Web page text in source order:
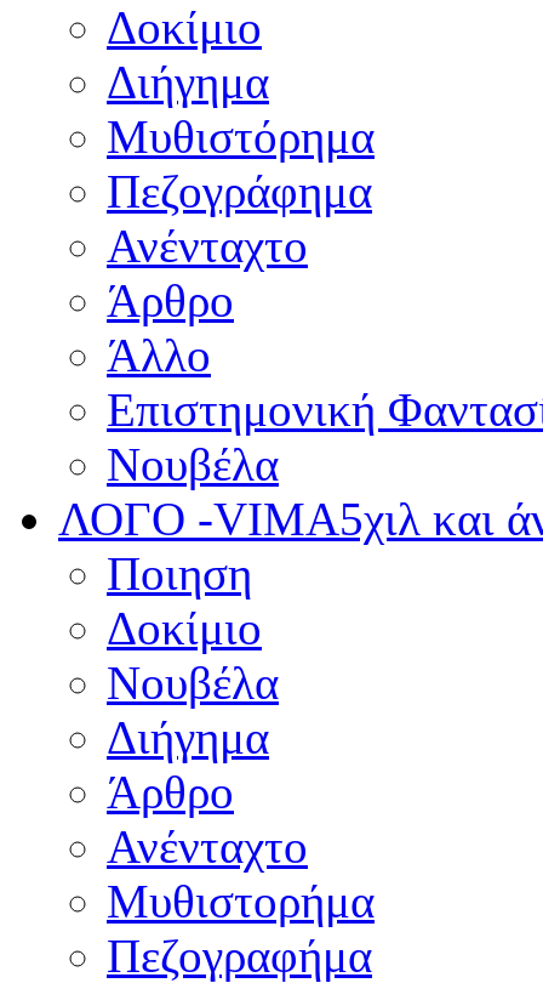
Δοκίμιο
Διήγημα
Μυθιστόρημα
Πεζογράφημα
Ανένταχτο
Άρθρο
Άλλο
Επιστημονική
Νουβέλα
ΛΟΓΟ -VIMA5χιλ και
Ποιηση
Δοκίμιο
Νουβέλα
Διήγημα
Άρθρο
Ανένταχτο
Μυθιστορήμα
Πεζογραφήμα